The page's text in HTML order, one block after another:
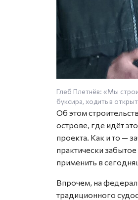
Глеб Плетнёв: «Мы
буксира, ходить в
Об этом
острове, где идёт
проекта. Как и то —
практически
применить в
Впрочем, на
традиционного